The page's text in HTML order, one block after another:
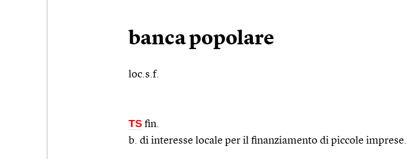
banca popolare
loc.s.f.
TS fin.
b. di interesse locale per il finanziamento di piccole imprese.